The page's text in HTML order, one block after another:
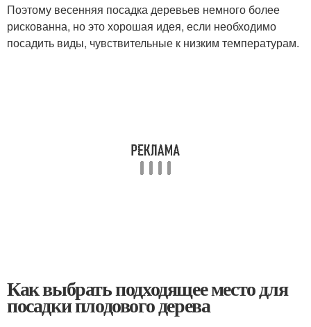
Поэтому весенняя посадка деревьев немного более
рискованна, но это хорошая идея, если необходимо
посадить виды, чувствительные к низким температурам.
Как выбрать подходящее место для
посадки плодового дерева